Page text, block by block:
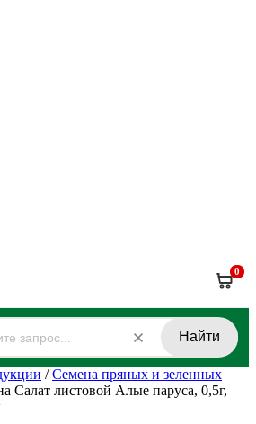
0
Найти
/Семена пряных и зеленных
Салат листовой Алые паруса, 0,5г,